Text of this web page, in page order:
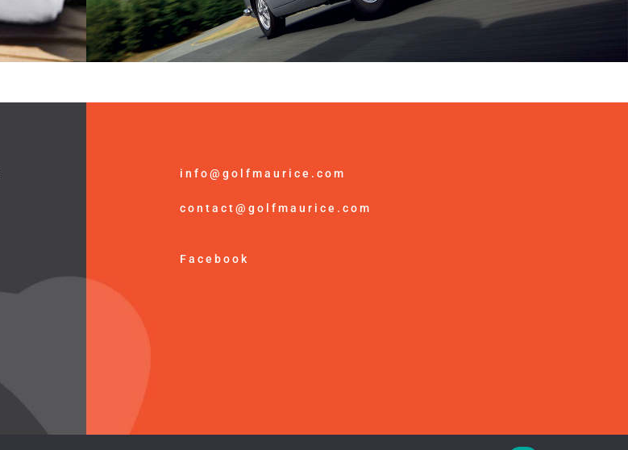
info@golfmaurice.com
contact@golfmaurice.com
Facebook